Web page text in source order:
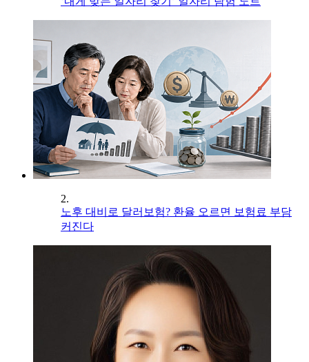
2.
노후 대비로 달러보험? 환율 오르면 보험료 부담
커진다